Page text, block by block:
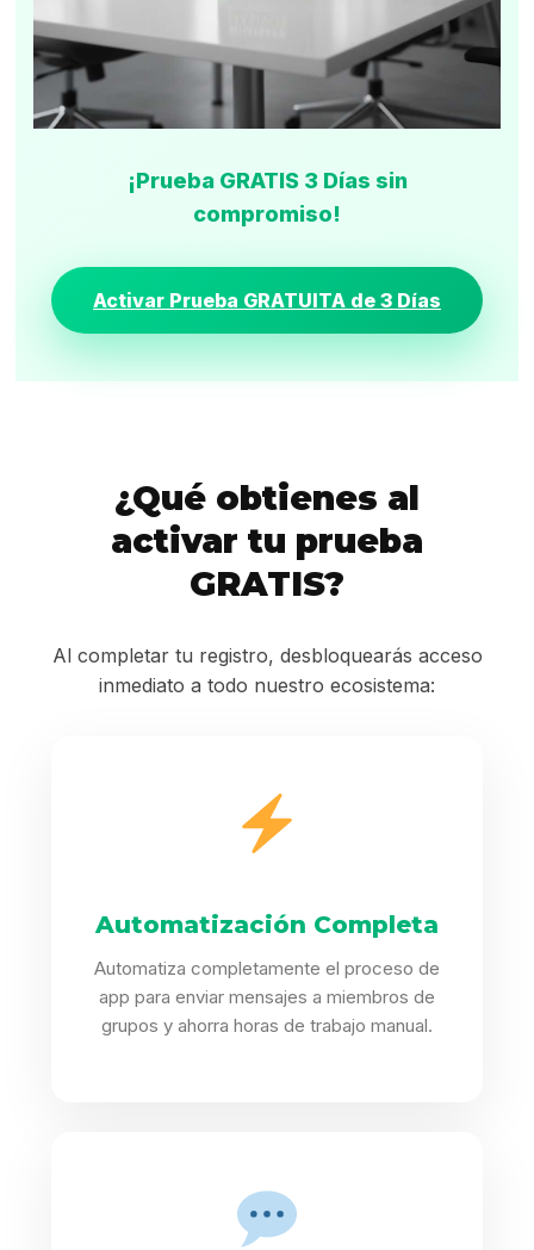
¡Prueba GRATIS 3 Días sin
compromiso!
Activar Prueba GRATUITA de 3 Días
¿Qué obtienes al
activar tu prueba
GRATIS?
Al completar tu registro, desbloquearás acceso
inmediato a todo nuestro ecosistema:
Automatización Completa
Automatiza completamente el proceso de
app para enviar mensajes a miembros de
grupos y ahorra horas de trabajo manual.